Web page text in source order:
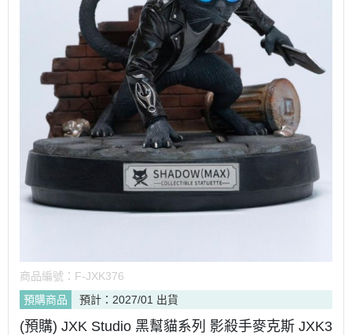
商品編號： F-JXK376
預購商品
預計：2027/01 出貨
(預購) JXK Studio 黑幫貓系列 影殺手麥克斯 JXK3